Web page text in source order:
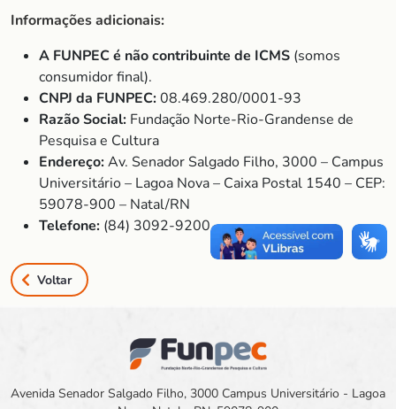
Informações adicionais:
A FUNPEC é não contribuinte de ICMS (somos
consumidor final).
CNPJ da FUNPEC:08.469.280/0001-93
Razão Social: Fundação Norte-Rio-Grandense de
Pesquisa e Cultura
Endereço:Av. Senador Salgado Filho, 3000 – Campus
Universitário – Lagoa Nova – Caixa Postal 1540 – CEP:
59078-900 – Natal/RN
Telefone: (84) 3092-9200
Voltar
Avenida Senador Salgado Filho, 3000 Campus Universitário - Lagoa